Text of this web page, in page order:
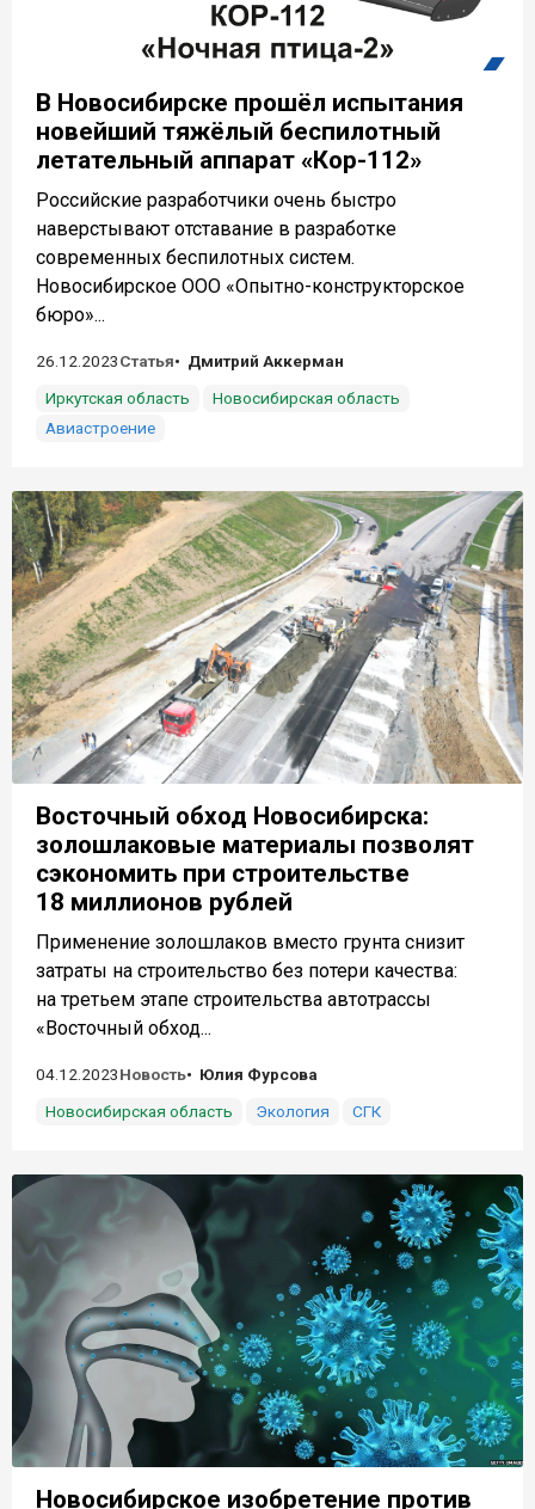
В Новосибирске прошёл испытания
новейший тяжёлый беспилотный
летательный аппарат «Кор-112»
Российские разработчики очень быстро
наверстывают отставание в разработке
современных беспилотных систем.
Новосибирское ООО «Опытно-конструкторское
бюро»...
26.12.2023Статья
Дмитрий Аккерман
Иркутская область
Новосибирская область
Авиастроение
Восточный обход Новосибирска:
золошлаковые материалы позволят
сэкономить при строительстве
18 миллионов рублей
Применение золошлаков вместо грунта снизит
затраты на строительство без потери качества:
на третьем этапе строительства автотрассы
«Восточный обход...
04.12.2023Новость
Юлия Фурсова
Новосибирская область
Экология СГК
Новосибирское изобретение против